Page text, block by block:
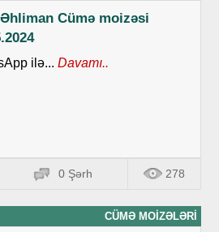
Əhliman Cümə moizəsi
ilə... Davamı..
0 Şərh 278
CÜMƏ MOIZƏLƏRI